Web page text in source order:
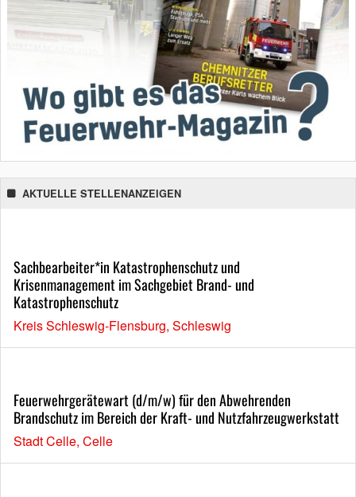
AKTUELLE STELLENANZEIGEN
Sachbearbeiter*in Katastrophenschutz und
Krisenmanagement im Sachgebiet Brand- und
Katastrophenschutz
Kreis Schleswig-Flensburg, Schleswig
Feuerwehrgerätewart (d/m/w) für den Abwehrenden
Brandschutz im Bereich der Kraft- und Nutzfahrzeugwerkstatt
Stadt Celle, Celle